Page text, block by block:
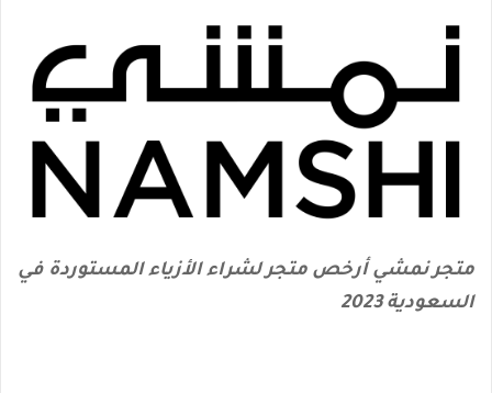
متجر نمشي أرخص متجر لشراء الأزياء المستوردة في
السعودية 2023